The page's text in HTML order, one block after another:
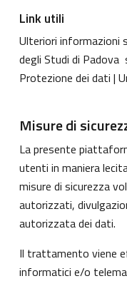
Link utili
Ulteriori informazioni
degli Studi di Padova
Protezione dei dati |
Misure di
La presente
utenti in maniera
misure di sicurezza
autorizzati,
autorizzata dei dati.
Il trattamento viene
informatici e/o